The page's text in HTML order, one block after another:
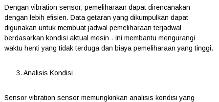
Dengan vibration sensor, pemeliharaan dapat direncanakan
dengan lebih efisien. Data getaran yang dikumpulkan dapat
digunakan untuk membuat jadwal pemeliharaan terjadwal
berdasarkan kondisi aktual mesin . Ini membantu mengurangi
waktu henti yang tidak terduga dan biaya pemeliharaan yang tinggi.
3. Analisis Kondisi
Sensor vibration sensor memungkinkan analisis kondisi yang